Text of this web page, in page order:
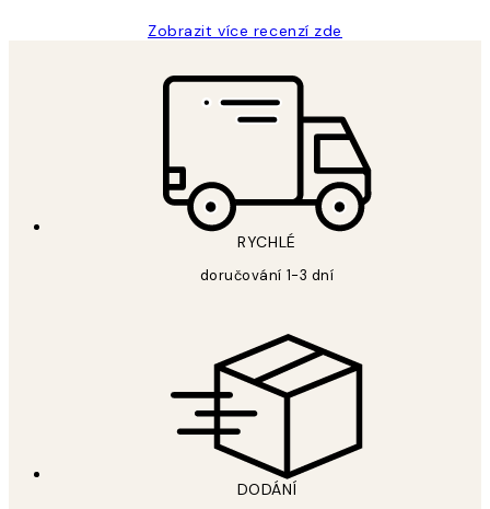
Zobrazit více recenzí zde
RYCHLÉ
doručování 1-3 dní
DODÁNÍ